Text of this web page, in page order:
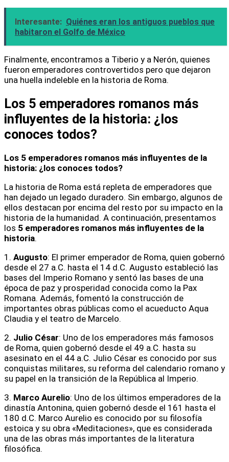
Interesante: Quiénes eran los antiguos pueblos que
habitaron el Golfo de México
Finalmente, encontramos a Tiberio y a Nerón, quienes
fueron emperadores controvertidos pero que dejaron
una huella indeleble en la historia de Roma.
Los 5 emperadores romanos más
influyentes de la historia: ¿los
conoces todos?
Los 5 emperadores romanos más influyentes de la
historia: ¿los conoces todos?
La historia de Roma está repleta de emperadores que
han dejado un legado duradero. Sin embargo, algunos de
ellos destacan por encima del resto por su impacto en la
historia de la humanidad. A continuación, presentamos
los 5 emperadores romanos más influyentes de la
historia.
1. Augusto: El primer emperador de Roma, quien gobernó
desde el 27 a.C. hasta el 14 d.C. Augusto estableció las
bases del Imperio Romano y sentó las bases de una
época de paz y prosperidad conocida como la Pax
Romana. Además, fomentó la construcción de
importantes obras públicas como el acueducto Aqua
Claudia y el teatro de Marcelo.
2. Julio César: Uno de los emperadores más famosos
de Roma, quien gobernó desde el 49 a.C. hasta su
asesinato en el 44 a.C. Julio César es conocido por sus
conquistas militares, su reforma del calendario romano y
su papel en la transición de la República al Imperio.
3. Marco Aurelio: Uno de los últimos emperadores de la
dinastía Antonina, quien gobernó desde el 161 hasta el
180 d.C. Marco Aurelio es conocido por su filosofía
estoica y su obra «Meditaciones», que es considerada
una de las obras más importantes de la literatura
filosófica.